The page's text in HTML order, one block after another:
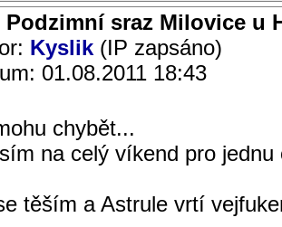
Podzimní sraz Milovice u
Kyslik (IP zapsáno)
01.08.2011 18:43
chybět...
na celý víkend pro
těším a Astrule vrtí